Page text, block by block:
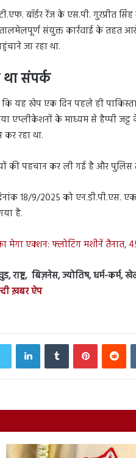
बॉर्डर रेंज के एस.पी. गुरप्रीत
संयुक्त कार्रवाई के तहत
जा रहा था.
संपर्क
कि यह खेप एक दिन पहले ही
एप्लीकेशनों के माध्यम से हैप्पी
कर रहा था.
की पहचान कर ली गई है और पुलिस
18/9/2025 को एन.डी.पी.एस. एक्ट
है.
मेगा एक्शन: फ्लोटिंग मशीनें तैनात,
राष्ट्र, बिज़नेस, ज्योतिष, धर्म-
ख़बर ऐप
LinkedInTumblr Pinterest